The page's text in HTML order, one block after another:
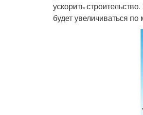
ускорить
будет увеличиваться